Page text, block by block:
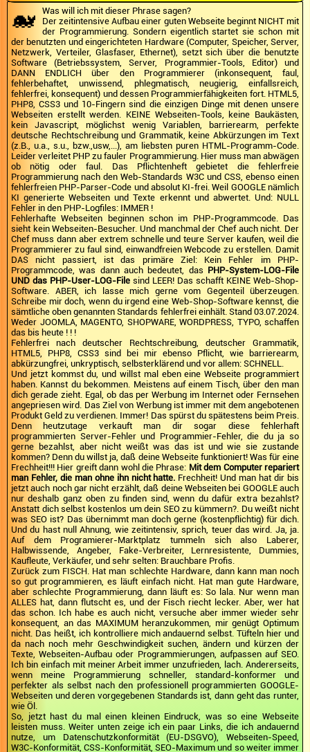
🐋
Was will ich mit dieser Phrase sagen?
Der zeitintensive Aufbau einer guten Webseite beginnt NICHT mit
der Programmierung. Sondern eigentlich startet sie schon mit
der benutzten und eingerichteten Hardware (Computer, Speicher, Server,
Netzwerk, Verteiler, Glasfaser, Ethernet), setzt sich über die benutzte
Software (Betriebssystem, Server, Programmier-Tools, Editor) und
DANN ENDLICH über den Programmierer (inkonsequent, faul,
fehlerbehaftet, unwissend, phlegmatisch, neugierig, einfallsreich,
fehlerfrei, konsequent) und dessen Programmierfähigkeiten fort. HTML5,
PHP8, CSS3 und 10-Fingern sind die einzigen Dinge mit denen unsere
Webseiten erstellt werden. KEINE Webseiten-Tools, keine Baukästen,
kein Javascript, möglichst wenig Variablen, barrierearm, perfekte
deutsche Rechtschreibung und Grammatik, keine Abkürzungen im Text
(z.B., u.a., s.u., bzw.,usw,...), am liebsten puren HTML-Programm-Code.
Leider verleitet PHP zu fauler Programmierung. Hier muss man abwägen
ob nötig oder faul. Das Pflichtenheft gebietet die fehlerfreie
Programmierung nach den Web-Standards W3C und CSS, ebenso einen
fehlerfreien PHP-Parser-Code und absolut KI-frei. Weil GOOGLE nämlich
KI generierte Webseiten und Texte erkennt und abwertet. Und: NULL
Fehler in den PHP-Logfiles: IMMER !
Fehlerhafte Webseiten beginnen schon im PHP-Programmcode. Das
sieht kein Webseiten-Besucher. Und manchmal der Chef auch nicht. Der
Chef muss dann aber extrem schnelle und teure Server kaufen, weil die
Programmierer zu faul sind, einwandfreien Webcode zu erstellen. Damit
DAS nicht passiert, ist das primäre Ziel: Kein Fehler im PHP-
Programmcode, was dann auch bedeutet, das PHP-System-LOG-File
UND das PHP-User-LOG-File sind LEER! Das schafft KEINE Web-Shop-
Software. ABER, ich lasse mich gerne vom Gegenteil überzeugen.
Schreibe mir doch, wenn du irgend eine Web-Shop-Software kennst, die
sämtliche oben genannten Standards fehlerfrei einhält. Stand 03.07.2024.
Weder JOOMLA, MAGENTO, SHOPWARE, WORDPRESS, TYPO, schaffen
das bis heute ! ! !
Fehlerfrei nach deutscher Rechtschreibung, deutscher Grammatik,
HTML5, PHP8, CSS3 sind bei mir ebenso Pflicht, wie barrierearm,
abkürzungfrei, unkryptisch, selbsterklärend und vor allem: SCHNELL.
Und jetzt kommst du, und willst mal eben eine Webseite programmiert
haben. Kannst du bekommen. Meistens auf einem Tisch, über den man
dich gerade zieht. Egal, ob das per Werbung im Internet oder Fernsehen
angepriesen wird. Das Ziel von Werbung ist immer mit dem angebotenen
Produkt Geld zu verdienen. Immer! Das spürst du spätestens beim Preis.
Denn heutzutage verkauft man dir sogar diese fehlerhaft
programmierten Server-Fehler und Programmier-Fehler, die du ja so
gerne bezahlst, aber nicht weißt was das ist und wie sie zustande
kommen? Denn du willst ja, daß deine Webseite funktioniert! Was für eine
Frechheit!!! Hier greift dann wohl die Phrase: Mit dem Computer repariert
man Fehler, die man ohne ihn nicht hatte. Frechheit! Und man hat dir bis
jetzt auch noch gar nicht erzählt, daß deine Webseiten bei GOOGLE auch
nur deshalb ganz oben zu finden sind, wenn du dafür extra bezahlst?
Anstatt dich selbst kostenlos um dein SEO zu kümmern?. Du weißt nicht
was SEO ist? Das übernimmt man doch gerne (kostenpflichtig) für dich.
Und du hast null Ahnung, wie zeitintensiv, sprich, teuer das wird. Ja, ja.
Auf dem Programierer-Marktplatz tummeln sich also Laberer,
Halbwissende, Angeber, Fake-Verbreiter, Lernresistente, Dummies,
Kaufleute, Verkäufer, und sehr selten: Brauchbare Profis.
Zurück zum FISCH. Hat man schlechte Hardware, dann kann man noch
so gut programmieren, es läuft einfach nicht. Hat man gute Hardware,
aber schlechte Programmierung, dann läuft es: So lala. Nur wenn man
ALLES hat, dann flutscht es, und der Fisch riecht lecker. Aber, wer hat
das schon. Ich habe es auch nicht, versuche aber immer wieder sehr
konsequent, an das MAXIMUM heranzukommen, mir genügt Optimum
nicht. Das heißt, ich kontrolliere mich andauernd selbst. Tüfteln hier und
da nach noch mehr Geschwindigkeit suchen, ändern und kürzen der
Texte, Webseiten-Aufbau oder Programmierungen, aufpassen auf SEO.
Ich bin einfach mit meiner Arbeit immer unzufrieden, lach. Andererseits,
wenn meine Programmierung schneller, standard-konformer und
perfekter als selbst nach den professionell programmierten GOOGLE-
Webseiten und deren vorgegebenen Standards ist, dann geht das runter,
wie Öl.
So, jetzt hast du mal einen kleinen Eindruck, was so eine Webseite
leisten muss. Weiter unten zeige ich ein paar Links, die ich andauernd
nutze, um Datenschutzkonformität (EU-DSGVO), Webseiten-Speed,
W3C-Konformität, CSS-Konformität, SEO-Maximum und so weiter immer